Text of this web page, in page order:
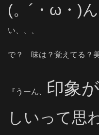
(。´・ω・)
い、、、
で？ 味は？覚えてる？
『うーん、 印象
しいって思